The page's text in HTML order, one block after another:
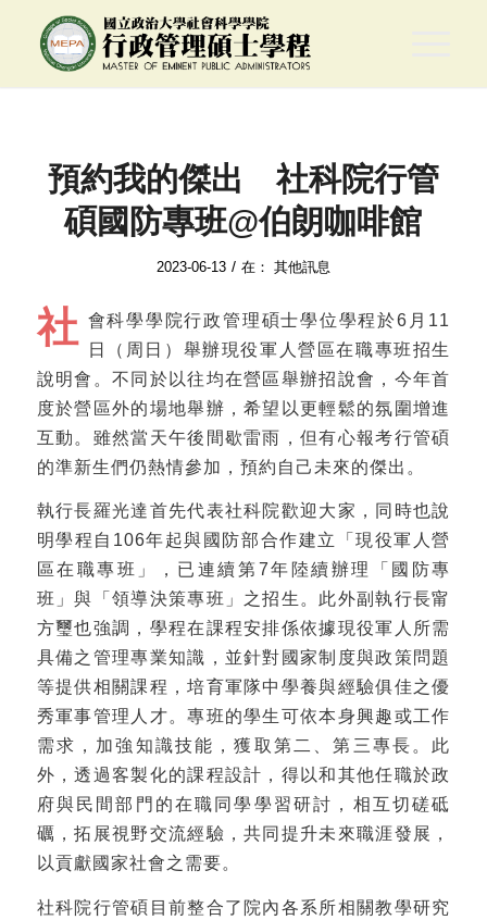
預約我的傑出 社科院行管
碩國防專班@伯朗咖啡館
2023-06-13 / 在： 其他訊息
社 會科學學院行政管理碩士學位學程於6月11
日（周日）舉辦現役軍人營區在職專班招生
說明會。不同於以往均在營區舉辦招說會，今年首
度於營區外的場地舉辦，希望以更輕鬆的氛圍增進
互動。雖然當天午後間歇雷雨，但有心報考行管碩
的準新生們仍熱情參加，預約自己未來的傑出。
執行長羅光達首先代表社科院歡迎大家，同時也說
明學程自106年起與國防部合作建立「現役軍人營
區在職專班」，已連續第7年陸續辦理「國防專
班」與「領導決策專班」之招生。此外副執行長甯
方璽也強調，學程在課程安排係依據現役軍人所需
具備之管理專業知識，並針對國家制度與政策問題
等提供相關課程，培育軍隊中學養與經驗俱佳之優
秀軍事管理人才。專班的學生可依本身興趣或工作
需求，加強知識技能，獲取第二、第三專長。此
外，透過客製化的課程設計，得以和其他任職於政
府與民間部門的在職同學學習研討，相互切磋砥
礪，拓展視野交流經驗，共同提升未來職涯發展，
以貢獻國家社會之需要。
社科院行管碩目前整合了院內各系所相關教學研究